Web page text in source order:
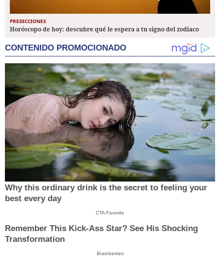
PREDICCIONES
Horóscopo de hoy: descubre qué le espera a tu signo del zodiaco
CONTENIDO PROMOCIONADO
Why this ordinary drink is the secret to feeling your
best every day
CTA Favorite
Remember This Kick-Ass Star? See His Shocking
Transformation
Brainberries